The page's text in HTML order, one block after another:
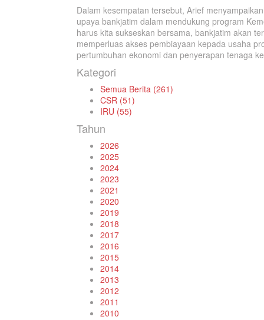
Dalam kesempatan tersebut, Arief
upaya bankjatim dalam mendukung program
harus kita sukseskan bersama, bankjatim akan
memperluas akses pembiayaan kepada usaha
pertumbuhan ekonomi dan penyerapan tenaga
Kategori
Semua Berita (261)
CSR (51)
IRU (55)
Tahun
2026
2025
2024
2023
2021
2020
2019
2018
2017
2016
2015
2014
2013
2012
2011
2010